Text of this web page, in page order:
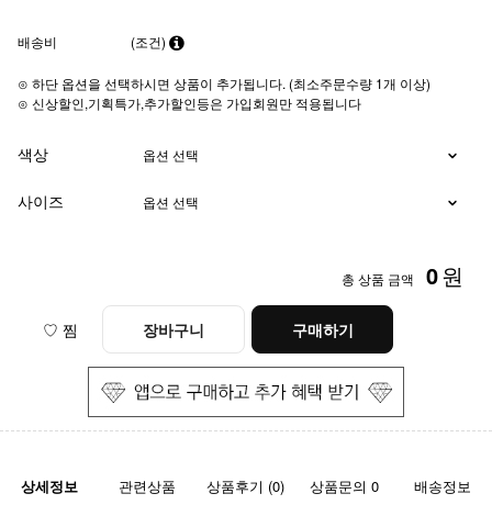
배송비 (조건)
⊙ 하단 옵션을 선택하시면 상품이 추가됩니다. (최소주문수량 1개 이상)
⊙ 신상할인,기획특가,추가할인등은 가입회원만 적용됩니다
색상
사이즈
총 상품 금액 0원
♡ 찜 장바구니 구매하기
상세정보 관련상품 상품후기 (0) 상품문의 0 배송정보